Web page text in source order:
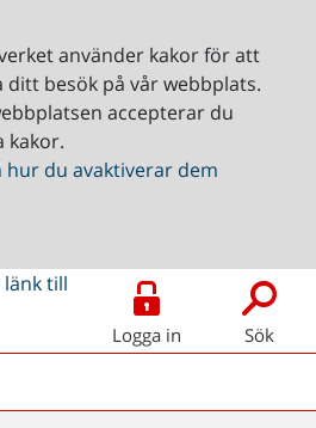
använder kakor för att
besök på vår webbplats.
accepterar du
kakor.
hur du avaktiverar dem
Logga in Sök